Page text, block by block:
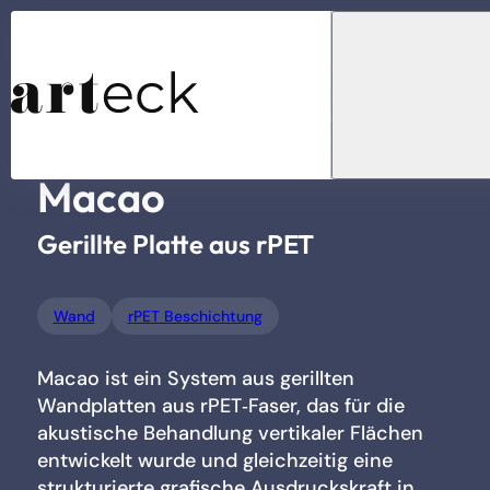
Akustiklösungen
Produkt suchen
Home
Akustiklösungen
Wand
Macao
Wand rPET Beschichtung
Macao
Gerillte Platte aus rPET
Macao ist ein System aus gerillten
Wandplatten aus rPET‑Faser, das für die
akustische Behandlung vertikaler Flächen
entwickelt wurde und gleichzeitig eine